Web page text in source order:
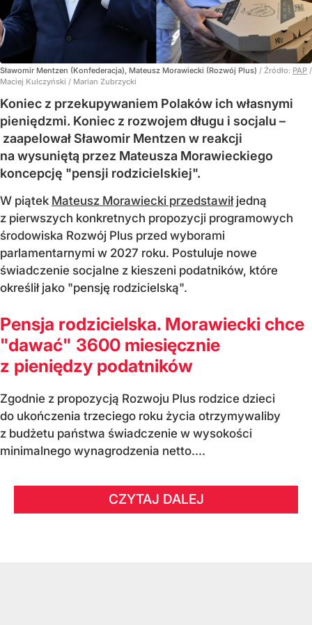
Sławomir Mentzen (Konfederacja), Mateusz Morawiecki (Rozwój Plus) / Źródło: PAP /
Maciej Kulczyński / Marian Zubrzycki
Koniec z przekupywaniem Polaków ich własnymi
pieniędzmi. Koniec z rozwojem długu i socjalu –
zaapelował Sławomir Mentzen w reakcji
na wysuniętą przez Mateusza Morawieckiego
koncepcję "pensji rodzicielskiej".
W piątek Mateusz Morawiecki przedstawiłjedną
z pierwszych konkretnych propozycji programowych
środowiska Rozwój Plus przed wyborami
parlamentarnymi w 2027 roku. Postuluje nowe
świadczenie socjalne z kieszeni podatników, które
określił jako "pensję rodzicielską".
Pensja rodzicielska. Morawiecki chce
"dawać" 3600 miesięcznie
z pieniędzy podatników
Zgodnie z propozycją Rozwoju Plus rodzice dzieci
do ukończenia trzeciego roku życia otrzymywaliby
z budżetu państwa świadczenie w wysokości
minimalnego wynagrodzenia netto....
CZYTAJ DALEJ